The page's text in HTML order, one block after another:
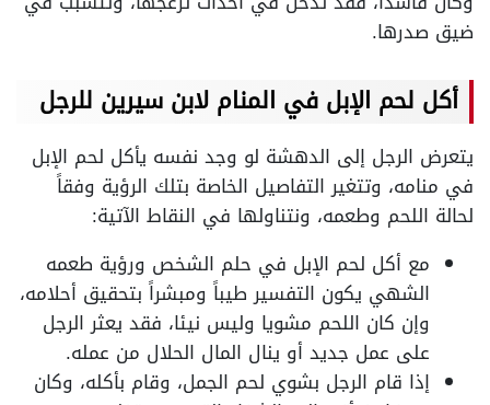
ضيق صدرها.
أكل لحم الإبل في المنام لابن سيرين للرجل
يتعرض الرجل إلى الدهشة لو وجد نفسه يأكل لحم الإبل
في منامه، وتتغير التفاصيل الخاصة بتلك الرؤية وفقاً
لحالة اللحم وطعمه، ونتناولها في النقاط الآتية:
مع أكل لحم الإبل في حلم الشخص ورؤية طعمه
الشهي يكون التفسير طيباً ومبشراً بتحقيق أحلامه،
وإن كان اللحم مشويا وليس نيئا، فقد يعثر الرجل
على عمل جديد أو ينال المال الحلال من عمله.
إذا قام الرجل بشوي لحم الجمل، وقام بأكله، وكان